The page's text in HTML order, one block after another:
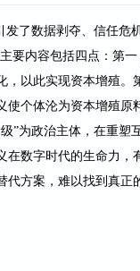
了数据剥夺、信任危
要内容包括四点：第
以此实现资本增殖。
个体沦为资本增殖原
”为政治主体，在重塑
数字时代的生命力，
方案，难以找到真正